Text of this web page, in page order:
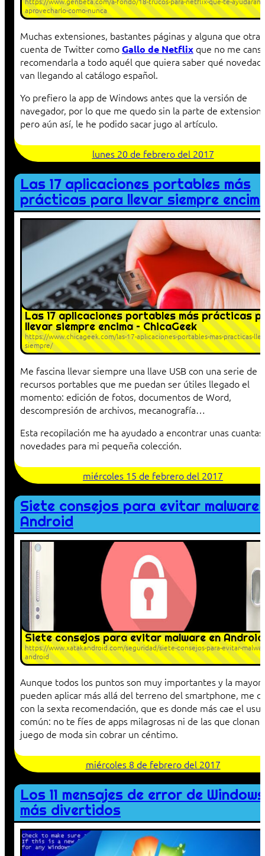
aprovecharlo-como-nunca
Muchas extensiones, bastantes páginas y alguna que otra
cuenta de Twitter comoGallo de Netflix que no me
recomendarla a todo aquél que quiera saber qué
van llegando al catálogo español.
Yo prefiero la app de Windows antes que la versión de
navegador, por lo que me quedo sin la parte de
pero aún así, le he podido sacar jugo al artículo.
lunes 20 de febrero del 2017
Las 17 aplicaciones portables más
prácticas para llevar siempre
Las 17 aplicaciones portables más prácticas
llevar siempre encima – ChicaGeek
https://www.chicageek.com/las-17-aplicaciones-portables-mas-practicas-
siempre/
Me fascina llevar siempre una llave USB con una serie de
recursos portables que me puedan ser útiles llegado el
momento: edición de fotos, documentos de Word,
descompresión de archivos, mecanografía…
Esta recopilación me ha ayudado a encontrar unas cuantas
novedades para mi pequeña colección.
miércoles 15 de febrero del 2017
Siete consejos para evitar malware
Android
Siete consejos para evitar malware en Android
https://www.xatakandroid.com/seguridad/siete-consejos-para-evitar-
android
Aunque todos los puntos son muy importantes y la
pueden aplicar más allá del terreno del smartphone, me
con la sexta recomendación, que es donde más cae el
común: no te fíes de apps milagrosas ni de las que clonan
juego de moda sin cobrar un céntimo.
miércoles 8 de febrero del 2017
Los 11 mensajes de error de Windows
más divertidos